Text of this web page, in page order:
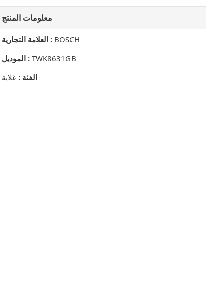
معلومات المنتج
العلامة التجارية : BOSCH
الموديل : TWK8631GB
الفئة : غلاية